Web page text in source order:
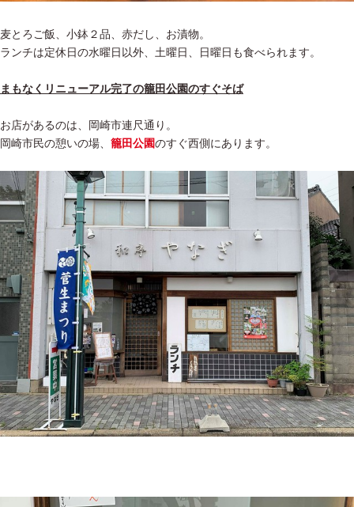
麦とろご飯、小鉢２品、赤だし、お漬物。
ランチは定休日の水曜日以外、土曜日、日曜日も食べられます。
まもなくリニューアル完了の籠田公園のすぐそば
お店があるのは、岡崎市連尺通り。
岡崎市民の憩いの場、 籠田公園のすぐ西側にあります。